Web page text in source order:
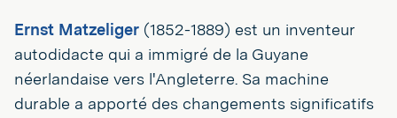
Ernst Matzeliger (1852-1889) est un inventeur
autodidacte qui a immigré de la Guyane
néerlandaise vers l'Angleterre. Sa machine
durable a apporté des changements significatifs